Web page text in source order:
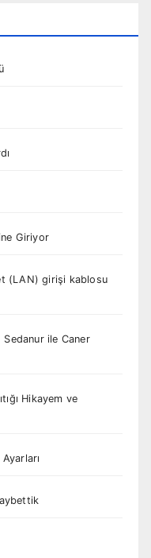
Giriyor
(LAN) girişi kablosu
ile Caner
Hikayem ve